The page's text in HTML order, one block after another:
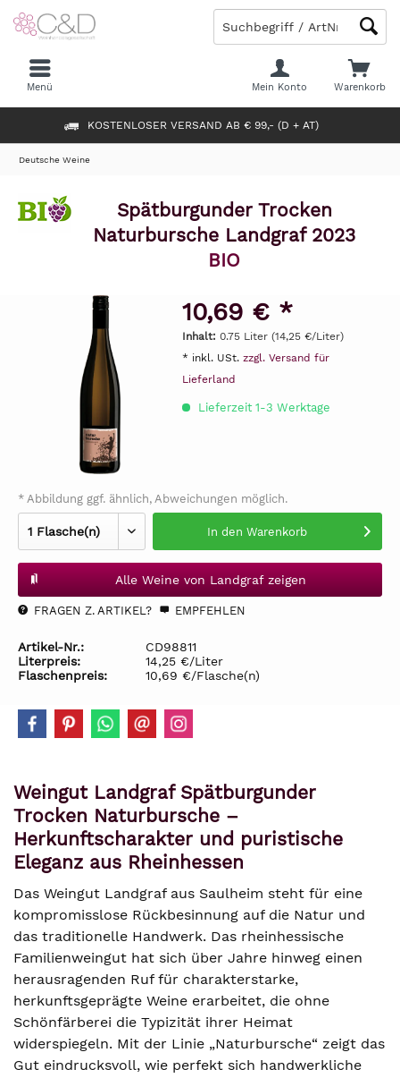
KOSTENLOSER VERSAND AB € 99,- (D + AT)
Warenkorb
Mein Konto
Menü
Deutsche Weine
Spätburgunder Trocken
Naturbursche Landgraf 2023
BIO
10,69 € *
Inhalt: 0.75 Liter (14,25 €/Liter)
* inkl. USt. zzgl. Versand für
Lieferland
Lieferzeit 1-3 Werktage
* Abbildung ggf. ähnlich, Abweichungen möglich.
In den Warenkorb
Alle Weine von Landgraf zeigen
FRAGEN Z. ARTIKEL? EMPFEHLEN
Artikel-Nr.:
CD98811
Literpreis:
14,25 €/Liter
Flaschenpreis:
10,69 €/Flasche(n)
Weingut Landgraf Spätburgunder
Trocken Naturbursche –
Herkunftscharakter und puristische
Eleganz aus Rheinhessen
Das Weingut Landgraf aus Saulheim steht für eine
kompromisslose Rückbesinnung auf die Natur und
das traditionelle Handwerk. Das rheinhessische
Familienweingut hat sich über Jahre hinweg einen
herausragenden Ruf für charakterstarke,
herkunftsgeprägte Weine erarbeitet, die ohne
Schönfärberei die Typizität ihrer Heimat
widerspiegeln. Mit der Linie „Naturbursche“ zeigt das
Gut eindrucksvoll, wie perfekt sich handwerkliche